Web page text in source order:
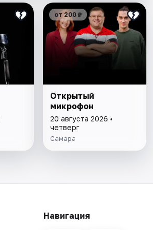
от 200 ₽
Открытый
микрофон
20 августа 2026 •
четверг
Самара
Навигация